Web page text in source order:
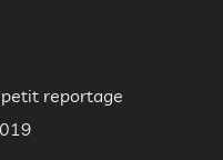
reportage